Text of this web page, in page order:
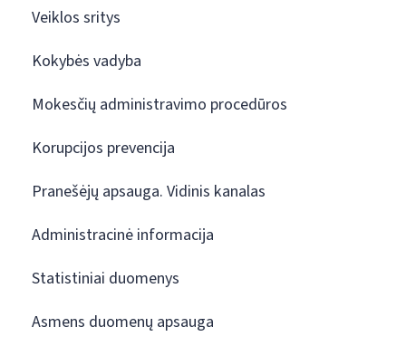
Veiklos sritys
Kokybės vadyba
Mokesčių administravimo procedūros
Korupcijos prevencija
Pranešėjų apsauga. Vidinis kanalas
Administracinė informacija
Statistiniai duomenys
Asmens duomenų apsauga